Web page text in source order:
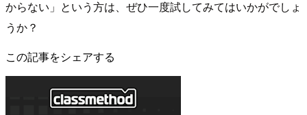
からない」という方は、ぜひ一度試してみてはいかがでしょ
うか？
この記事をシェアする